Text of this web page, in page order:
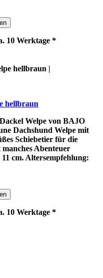
10 Werktage *
hellbraun
Welpe von BAJO
Dachshund Welpe mit
Schiebetier für die
Abenteuer
cm. Altersempfehlung:
10 Werktage *